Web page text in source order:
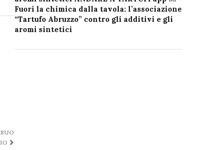
Fuori la chimica dalla tavola: l’associazione
“Tartufo Abruzzo” contro gli additivi e gli
aromi sintetici